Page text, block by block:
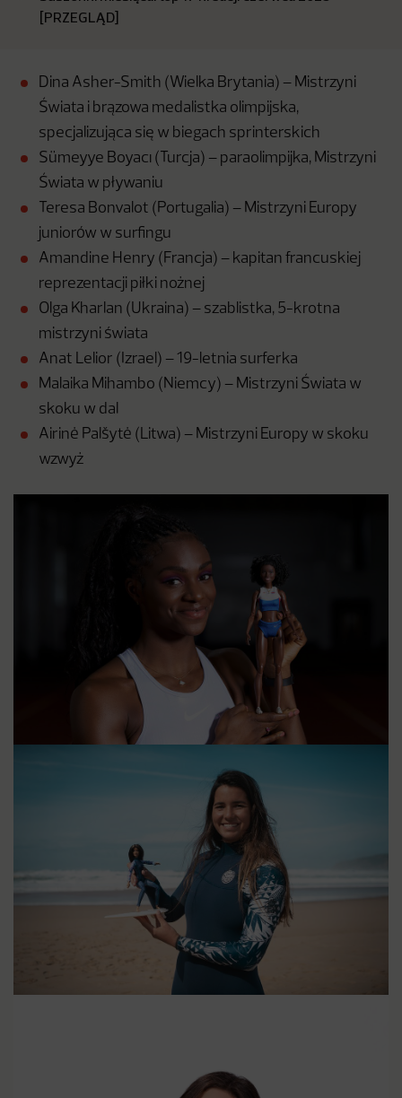
[PRZEGLĄD]
Dina Asher-Smith (Wielka Brytania) – Mistrzyni
Świata i brązowa medalistka olimpijska,
specjalizująca się w biegach sprinterskich
Sümeyye Boyacı (Turcja) – paraolimpijka, Mistrzyni
Świata w pływaniu
Teresa Bonvalot (Portugalia) – Mistrzyni Europy
juniorów w surfingu
Amandine Henry (Francja) – kapitan francuskiej
reprezentacji piłki nożnej
Olga Kharlan (Ukraina) – szablistka, 5-krotna
mistrzyni świata
Anat Lelior (Izrael) – 19-letnia surferka
Malaika Mihambo (Niemcy) – Mistrzyni Świata w
skoku w dal
Airinė Palšytė (Litwa) – Mistrzyni Europy w skoku
wzwyż